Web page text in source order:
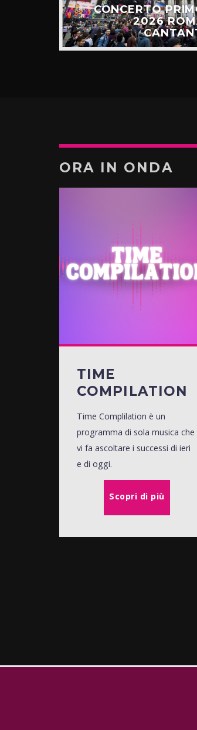
CONCERTO
2026
ORA IN ONDA
TIME
COMPILATION
Time Complilation è un
programma di sola musica che
vi fa ascoltare i successi di ieri
e di oggi.
Scopri di più